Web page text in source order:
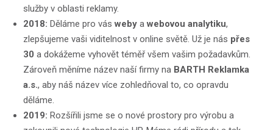
služby v oblasti reklamy.
2018: Děláme pro váswebyawebovou analytiku,
zlepšujeme vaši viditelnost v online světě. Už je nás přes
30 a dokážeme vyhovět téměř všem vašim požadavkům.
Zároveň měníme název naší firmy na BARTH Reklamka
a.s., aby náš název více zohledňoval to, co opravdu
děláme.
2019: Rozšířili jsme se o nové prostory pro výrobu a